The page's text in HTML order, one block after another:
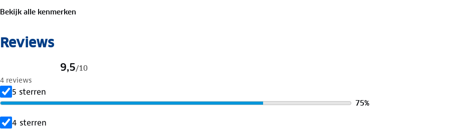
1× Draagtas
Specificaties:
Materiaal: waterdicht PVC · Kleur: zwart/beige
Max. belasting: 272 kg (600 lbs)
Opblaastijd: ca. 3 minuten · Ingebouwd hoofdkussen: 8 cm
Verhoogde rand: 8 cm · Klittenband-opbergvakken: 8 stuks
Bekijk alle kenmerken
Reviews
9,5/10
4 reviews
5 sterren
75%
4 sterren